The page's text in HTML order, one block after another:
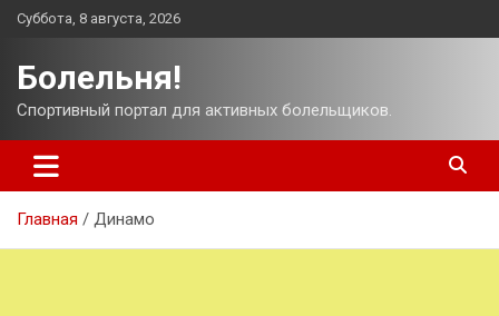
Перейти
Суббота, 8 августа, 2026
Болельня!
Спортивный портал для активных болельщиков.
Главная Динамо